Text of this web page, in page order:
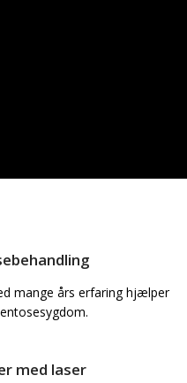
mange års erfaring hjælper
med laser